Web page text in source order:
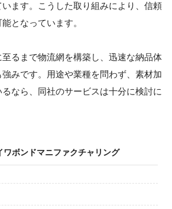
ます。こうした取り組みにより、信頼
となっています。
るまで物流網を構築し、迅速な納品体
みです。用途や業種を問わず、素材加
なら、同社のサービスは十分に検討に
ワボンドマニファクチャリング